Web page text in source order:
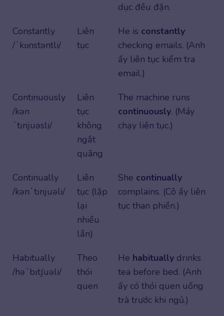
dục đều đặn.
Constantly
/ˈkɒnstəntli/
Liên
tục
He is constantly
checking emails. (Anh
ấy liên tục kiểm tra
email.)
Continuously
/kən
ˈtɪnjuəsli/
Liên
tục
không
ngắt
quãng
The machine runs
continuously. (Máy
chạy liên tục.)
Continually
/kənˈtɪnjuəli/
Liên
tục (lặp
lại
nhiều
lần)
She continually
complains. (Cô ấy liên
tục than phiền.)
Habitually
/həˈbɪtʃuəli/
Theo
thói
quen
He habitually drinks
tea before bed. (Anh
ấy có thói quen uống
trà trước khi ngủ.)